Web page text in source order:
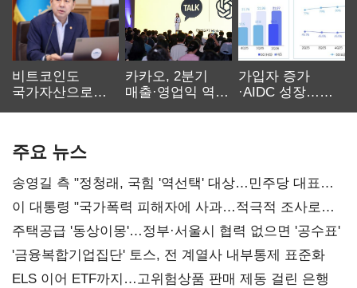
비트코인도
국가자산으로…'
카카오, 2분기
매출·영업익 역대
가입자 증가
·AIDC 성장…
주요 뉴스
송영길 측 "정청래, 국힘 '역선택' 대상…민주당 대표로
총선 지휘 못해"
이 대통령 "국가폭력 피해자에 사과…적극적 조사로
진실 밝혀야"
주택공급 '동상이몽'…정부·서울시 협력 없으면 '공수표'
'금융복합기업집단' 토스, 전 계열사 내부통제 표준화
ELS 이어 ETF까지…고위험상품 판매 제동 걸린 은행